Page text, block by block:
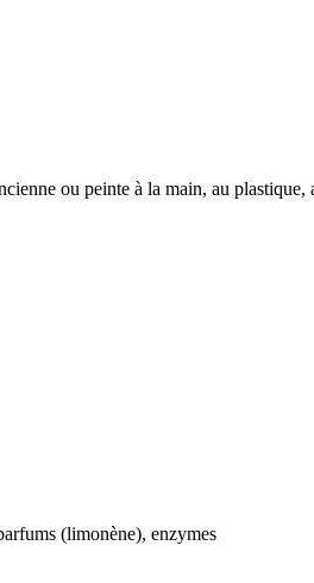
ou peinte à la main, au
(limonène), enzymes